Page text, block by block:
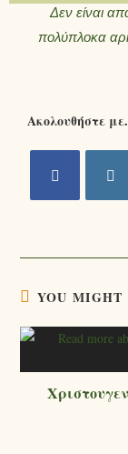
Δεν είναι
πολύπλοκα
Ακολουθήστε
YOU